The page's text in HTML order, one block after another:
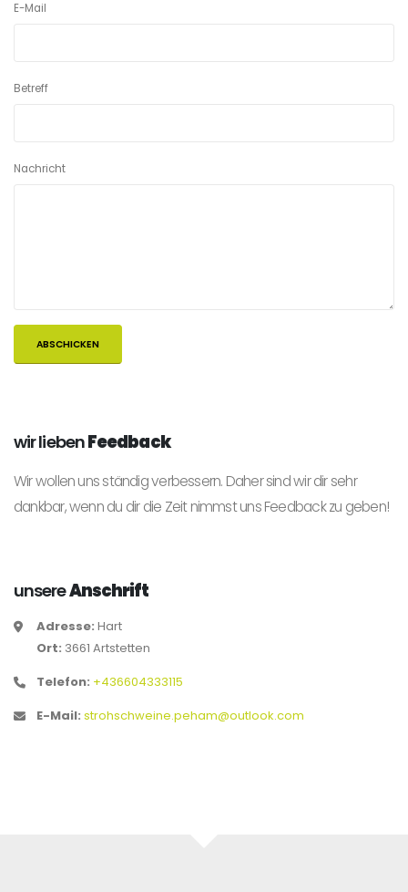
E-Mail
Betreff
Nachricht
wir liebenFeedback
Wir wollen uns ständig verbessern. Daher sind wir dir sehr
dankbar, wenn du dir die Zeit nimmst uns Feedback zu geben!
unsereAnschrift
Adresse: Hart
Ort: 3661 Artstetten
Telefon: +436604333115
E-Mail: strohschweine.peham@outlook.com